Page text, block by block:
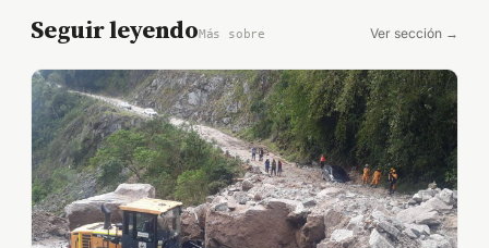
Seguir leyendoMás sobre Ver sección →